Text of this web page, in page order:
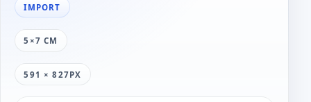
IMPORT
5×7 CM
591 × 827PX